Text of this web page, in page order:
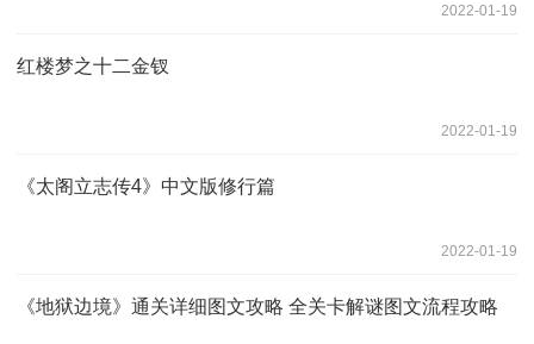
2022-01-19
红楼梦之十二金钗
2022-01-19
《太阁立志传4》中文版修行篇
2022-01-19
《地狱边境》通关详细图文攻略 全关卡解谜图文流程攻略